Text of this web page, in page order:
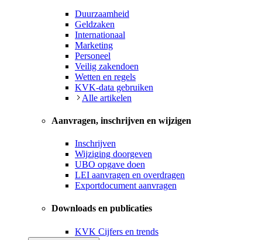
Duurzaamheid
Geldzaken
Internationaal
Marketing
Personeel
Veilig zakendoen
Wetten en regels
KVK-data gebruiken
Alle artikelen
Aanvragen, inschrijven en wijzigen
Inschrijven
Wijziging doorgeven
UBO opgave doen
LEI aanvragen en overdragen
Exportdocument aanvragen
Downloads en publicaties
KVK Cijfers en trends